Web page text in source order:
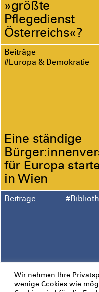
Wir nehmen Ihre
wenige Cookies wie
»größte
Pflegedienst
Österreichs«?
Beiträge
#Europa & Demokratie
Eine ständige
für Europa
in Wien
Beiträge
Buch-Tipp: »Sky